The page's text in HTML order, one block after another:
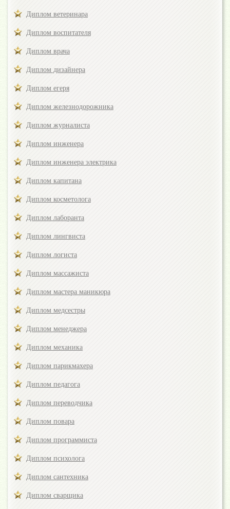
Диплом ветеринара
Диплом воспитателя
Диплом врача
Диплом дизайнера
Диплом егеря
Диплом железнодорожника
Диплом журналиста
Диплом инженера
Диплом инженера электрика
Диплом капитана
Диплом косметолога
Диплом лаборанта
Диплом лингвиста
Диплом логиста
Диплом массажиста
Диплом мастера маникюра
Диплом медсестры
Диплом менеджера
Диплом механика
Диплом парикмахера
Диплом педагога
Диплом переводчика
Диплом повара
Диплом программиста
Диплом психолога
Диплом сантехника
Диплом сварщика